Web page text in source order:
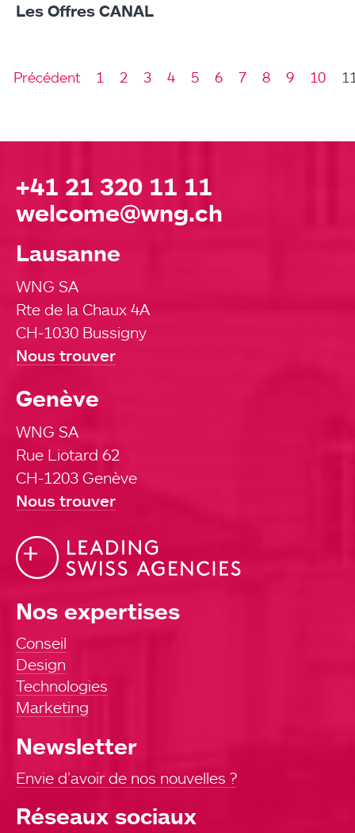
Les Offres CANAL
Précédent 1 2 3 4 5 6 7 8 9 10
+41 21 320 11 11
welcome@wng.ch
Lausanne
WNG SA
Rte de la Chaux 4A
CH-1030 Bussigny
Nous trouver
Genève
WNG SA
Rue Liotard 62
CH-1203 Genève
Nous trouver
Nos expertises
Conseil
Design
Technologies
Marketing
Newsletter
Envie d’avoir de nos nouvelles ?
Réseaux sociaux